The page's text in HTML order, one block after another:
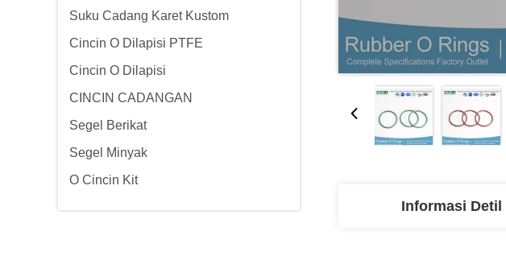
Suku Cadang Karet Kustom
Cincin O Dilapisi PTFE
Cincin O Dilapisi
CINCIN CADANGAN
Segel Berikat
Segel Minyak
O Cincin Kit
Informasi Detil